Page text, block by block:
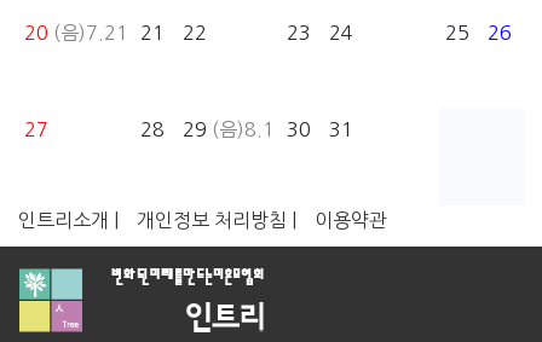
20 (음)7.21 21 22 23 24 25 26
27 28 29 (음)8.1 30 31
인트리소개 | 개인정보 처리방침 | 이용약관